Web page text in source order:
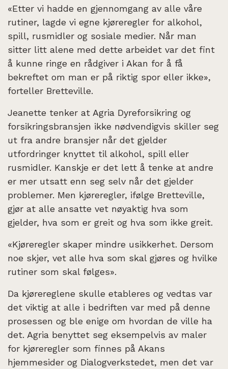
«Etter vi hadde en gjennomgang av alle våre
rutiner, lagde vi egne kjøreregler for alkohol,
spill, rusmidler og sosiale medier. Når man
sitter litt alene med dette arbeidet var det fint
å kunne ringe en rådgiver i Akan for å få
bekreftet om man er på riktig spor eller ikke»,
forteller Bretteville.
Jeanette tenker at Agria Dyreforsikring og
forsikringsbransjen ikke nødvendigvis skiller seg
ut fra andre bransjer når det gjelder
utfordringer knyttet til alkohol, spill eller
rusmidler. Kanskje er det lett å tenke at andre
er mer utsatt enn seg selv når det gjelder
problemer. Men kjøreregler, ifølge Bretteville,
gjør at alle ansatte vet nøyaktig hva som
gjelder, hva som er greit og hva som ikke greit.
«Kjøreregler skaper mindre usikkerhet. Dersom
noe skjer, vet alle hva som skal gjøres og hvilke
rutiner som skal følges».
Da kjørereglene skulle etableres og vedtas var
det viktig at alle i bedriften var med på denne
prosessen og ble enige om hvordan de ville ha
det. Agria benyttet seg eksempelvis av maler
for kjøreregler som finnes på Akans
hjemmesider og Dialogverkstedet, men det var